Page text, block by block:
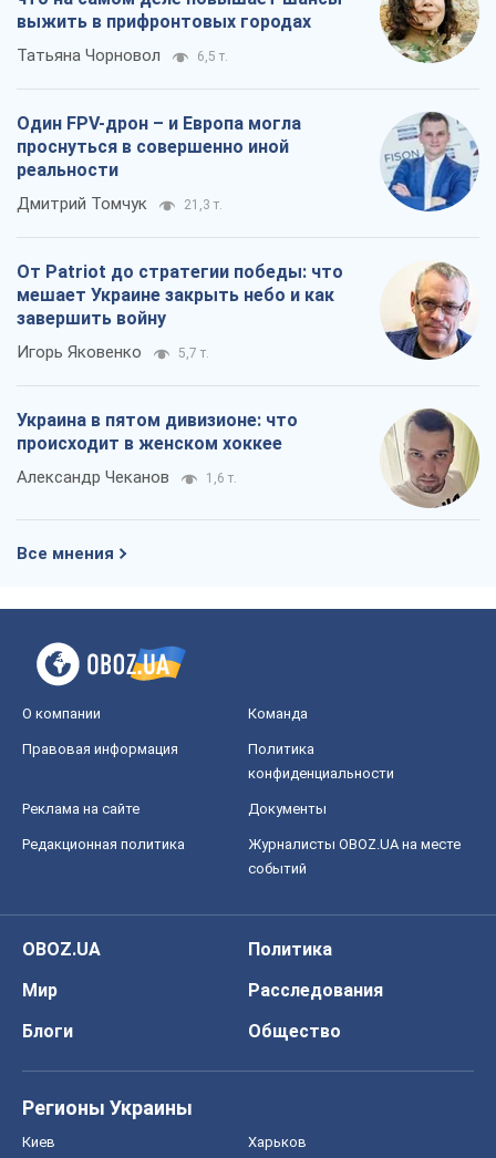
выжить в прифронтовых городах
Татьяна Чорновол 6,5 т.
Один FPV-дрон – и Европа могла
проснуться в совершенно иной
реальности
Дмитрий Томчук 21,3 т.
От Patriot до стратегии победы: что
мешает Украине закрыть небо и как
завершить войну
Игорь Яковенко 5,7 т.
Украина в пятом дивизионе: что
происходит в женском хоккее
Александр Чеканов 1,6 т.
Все мнения
О компании Команда
Правовая информация
Политика
конфиденциальности
Реклама на сайте Документы
Редакционная политика
Журналисты OBOZ.UA на месте
событий
OBOZ.UA
Политика
Мир
Расследования
Блоги
Общество
Регионы Украины
Киев Харьков